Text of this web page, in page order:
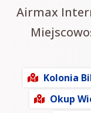
Airmax
Kolonia
Okup